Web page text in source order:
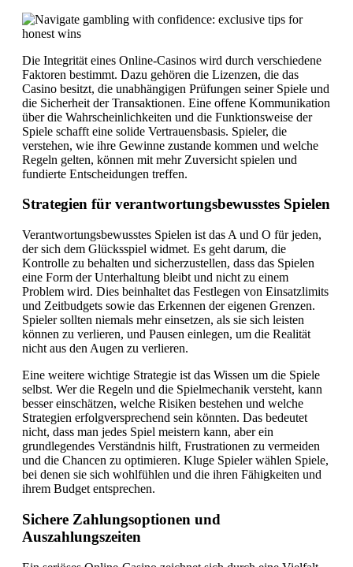
Die Integrität eines Online-Casinos wird durch verschiedene
Faktoren bestimmt. Dazu gehören die Lizenzen, die das
Casino besitzt, die unabhängigen Prüfungen seiner Spiele und
die Sicherheit der Transaktionen. Eine offene Kommunikation
über die Wahrscheinlichkeiten und die Funktionsweise der
Spiele schafft eine solide Vertrauensbasis. Spieler, die
verstehen, wie ihre Gewinne zustande kommen und welche
Regeln gelten, können mit mehr Zuversicht spielen und
fundierte Entscheidungen treffen.
Strategien für verantwortungsbewusstes Spielen
Verantwortungsbewusstes Spielen ist das A und O für jeden,
der sich dem Glücksspiel widmet. Es geht darum, die
Kontrolle zu behalten und sicherzustellen, dass das Spielen
eine Form der Unterhaltung bleibt und nicht zu einem
Problem wird. Dies beinhaltet das Festlegen von Einsatzlimits
und Zeitbudgets sowie das Erkennen der eigenen Grenzen.
Spieler sollten niemals mehr einsetzen, als sie sich leisten
können zu verlieren, und Pausen einlegen, um die Realität
nicht aus den Augen zu verlieren.
Eine weitere wichtige Strategie ist das Wissen um die Spiele
selbst. Wer die Regeln und die Spielmechanik versteht, kann
besser einschätzen, welche Risiken bestehen und welche
Strategien erfolgversprechend sein könnten. Das bedeutet
nicht, dass man jedes Spiel meistern kann, aber ein
grundlegendes Verständnis hilft, Frustrationen zu vermeiden
und die Chancen zu optimieren. Kluge Spieler wählen Spiele,
bei denen sie sich wohlfühlen und die ihren Fähigkeiten und
ihrem Budget entsprechen.
Sichere Zahlungsoptionen und
Auszahlungszeiten